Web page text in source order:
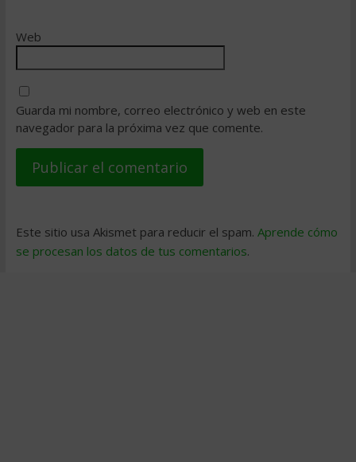
Web
Guarda mi nombre, correo electrónico y web en este
navegador para la próxima vez que comente.
Este sitio usa Akismet para reducir el spam. Aprende cómo
se procesan los datos de tus comentarios.